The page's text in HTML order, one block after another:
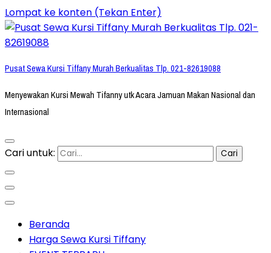
Lompat ke konten (Tekan Enter)
Pusat Sewa Kursi Tiffany Murah Berkualitas Tlp. 021-82619088
Menyewakan Kursi Mewah Tifanny utk Acara Jamuan Makan Nasional dan
Internasional
Cari untuk:
Beranda
Harga Sewa Kursi Tiffany